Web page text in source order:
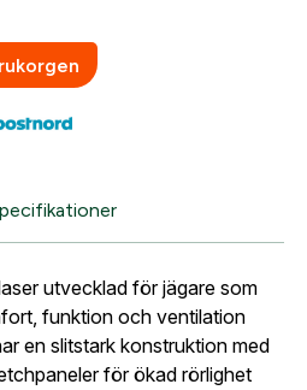
utvecklad för jägare som
funktion och ventilation
en slitstark konstruktion med
för ökad rörlighet
enklare
nedan så kontaktar vi dig
uppgifter sparas enligt